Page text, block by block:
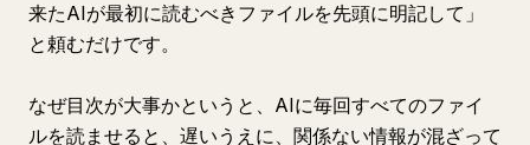
来たAIが最初に読むべきファイルを先頭に明記して」
と頼むだけです。
なぜ目次が大事かというと、AIに毎回すべてのファイ
ルを読ませると、遅いうえに、関係ない情報が混ざって